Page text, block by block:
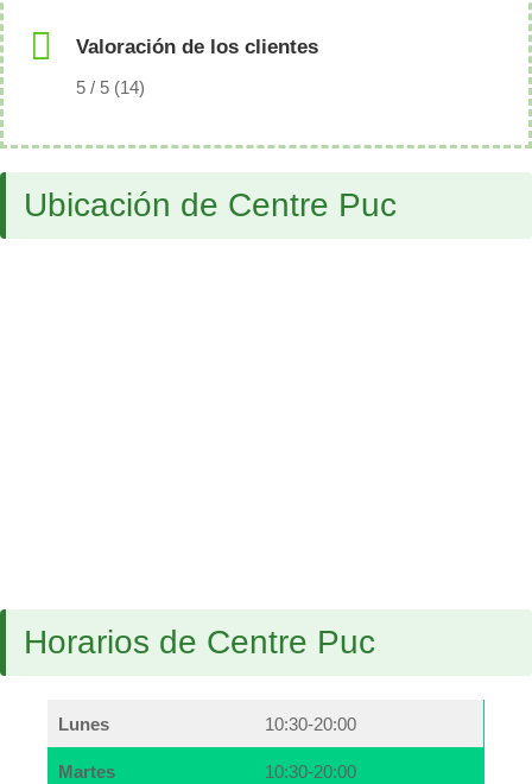
Valoración de los clientes
5 / 5 (14)
Ubicación de Centre Puc
Horarios de Centre Puc
Lunes 10:30-20:00
Martes 10:30-20:00